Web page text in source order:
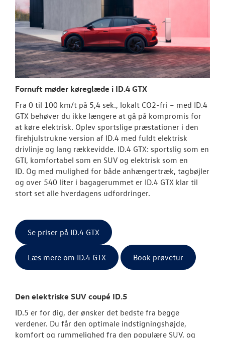
Fornuft møder køreglæde i ID.4 GTX
Fra 0 til 100 km/t på 5,4 sek., lokalt CO2-fri – med ID.4
GTX behøver du ikke længere at gå på kompromis for
at køre elektrisk. Oplev sportslige præstationer i den
firehjulstrukne version af ID.4 med fuldt elektrisk
drivlinje og lang rækkevidde. ID.4 GTX: sportslig som en
GTI, komfortabel som en SUV og elektrisk som en
ID. Og med mulighed for både anhængertræk, tagbøjler
og over 540 liter i bagagerummet er ID.4 GTX klar til
stort set alle hverdagens udfordringer.
Se priser på ID.4 GTX
Læs mere om ID.4 GTX Book prøvetur
Den elektriske SUV coupé ID.5
ID.5 er for dig, der ønsker det bedste fra begge
verdener. Du får den optimale indstigningshøjde,
komfort og rummelighed fra den populære SUV, og